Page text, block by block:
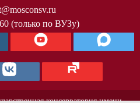
(только по ВУЗу)
консерватория имени